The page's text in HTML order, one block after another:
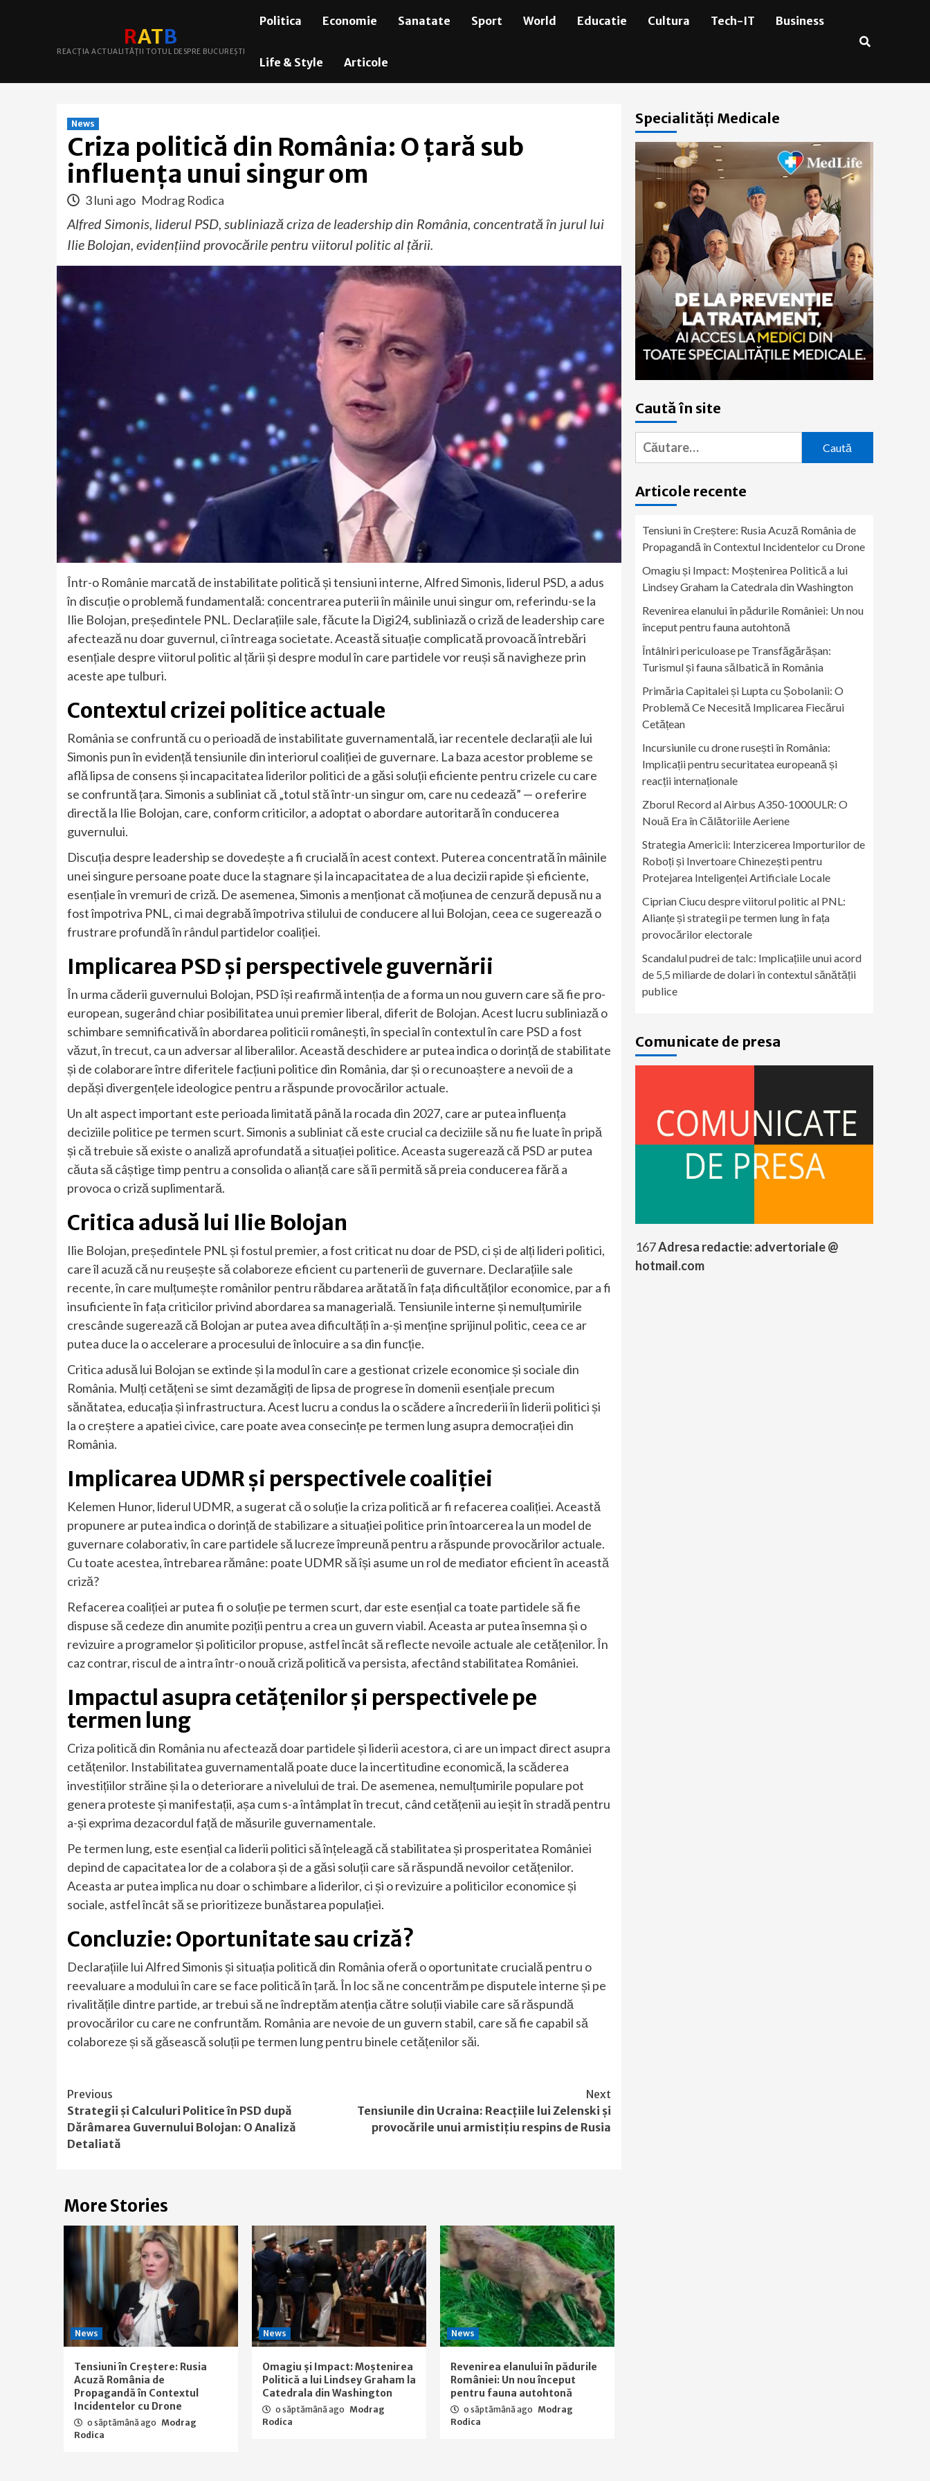
RATB
REACȚIA ACTUALITĂȚII TOTUL DESPRE BUCUREȘTI
Politica Economie Sanatate Sport World Educatie Cultura Tech-IT Business
Life & Style Articole
News
Criza politică din România: O țară sub
influența unui singur om
3 luni ago Modrag Rodica
Alfred Simonis, liderul PSD, subliniază criza de leadership din România, concentrată în jurul lui
Ilie Bolojan, evidențiind provocările pentru viitorul politic al țării.
Într-o Românie marcată de instabilitate politică și tensiuni interne, Alfred Simonis, liderul PSD, a adus
în discuție o problemă fundamentală: concentrarea puterii în mâinile unui singur om, referindu-se la
Ilie Bolojan, președintele PNL. Declarațiile sale, făcute la Digi24, subliniază o criză de leadership care
afectează nu doar guvernul, ci întreaga societate. Această situație complicată provoacă întrebări
esențiale despre viitorul politic al țării și despre modul în care partidele vor reuși să navigheze prin
aceste ape tulburi.
Contextul crizei politice actuale
România se confruntă cu o perioadă de instabilitate guvernamentală, iar recentele declarații ale lui
Simonis pun în evidență tensiunile din interiorul coaliției de guvernare. La baza acestor probleme se
află lipsa de consens și incapacitatea liderilor politici de a găsi soluții eficiente pentru crizele cu care
se confruntă țara. Simonis a subliniat că „totul stă într-un singur om, care nu cedează” — o referire
directă la Ilie Bolojan, care, conform criticilor, a adoptat o abordare autoritară în conducerea
guvernului.
Discuția despre leadership se dovedește a fi crucială în acest context. Puterea concentrată în mâinile
unei singure persoane poate duce la stagnare și la incapacitatea de a lua decizii rapide și eficiente,
esențiale în vremuri de criză. De asemenea, Simonis a menționat că moțiunea de cenzură depusă nu a
fost împotriva PNL, ci mai degrabă împotriva stilului de conducere al lui Bolojan, ceea ce sugerează o
frustrare profundă în rândul partidelor coaliției.
Implicarea PSD și perspectivele guvernării
În urma căderii guvernului Bolojan, PSD își reafirmă intenția de a forma un nou guvern care să fie pro-
european, sugerând chiar posibilitatea unui premier liberal, diferit de Bolojan. Acest lucru subliniază o
schimbare semnificativă în abordarea politicii românești, în special în contextul în care PSD a fost
văzut, în trecut, ca un adversar al liberalilor. Această deschidere ar putea indica o dorință de stabilitate
și de colaborare între diferitele facțiuni politice din România, dar și o recunoaștere a nevoii de a
depăși divergențele ideologice pentru a răspunde provocărilor actuale.
Un alt aspect important este perioada limitată până la rocada din 2027, care ar putea influența
deciziile politice pe termen scurt. Simonis a subliniat că este crucial ca deciziile să nu fie luate în pripă
și că trebuie să existe o analiză aprofundată a situației politice. Aceasta sugerează că PSD ar putea
căuta să câștige timp pentru a consolida o alianță care să îi permită să preia conducerea fără a
provoca o criză suplimentară.
Critica adusă lui Ilie Bolojan
Ilie Bolojan, președintele PNL și fostul premier, a fost criticat nu doar de PSD, ci și de alți lideri politici,
care îl acuză că nu reușește să colaboreze eficient cu partenerii de guvernare. Declarațiile sale
recente, în care mulțumește românilor pentru răbdarea arătată în fața dificultăților economice, par a fi
insuficiente în fața criticilor privind abordarea sa managerială. Tensiunile interne și nemulțumirile
crescânde sugerează că Bolojan ar putea avea dificultăți în a-și menține sprijinul politic, ceea ce ar
putea duce la o accelerare a procesului de înlocuire a sa din funcție.
Critica adusă lui Bolojan se extinde și la modul în care a gestionat crizele economice și sociale din
România. Mulți cetățeni se simt dezamăgiți de lipsa de progrese în domenii esențiale precum
sănătatea, educația și infrastructura. Acest lucru a condus la o scădere a încrederii în liderii politici și
la o creștere a apatiei civice, care poate avea consecințe pe termen lung asupra democrației din
România.
Implicarea UDMR și perspectivele coaliției
Kelemen Hunor, liderul UDMR, a sugerat că o soluție la criza politică ar fi refacerea coaliției. Această
propunere ar putea indica o dorință de stabilizare a situației politice prin întoarcerea la un model de
guvernare colaborativ, în care partidele să lucreze împreună pentru a răspunde provocărilor actuale.
Cu toate acestea, întrebarea rămâne: poate UDMR să își asume un rol de mediator eficient în această
criză?
Refacerea coaliției ar putea fi o soluție pe termen scurt, dar este esențial ca toate partidele să fie
dispuse să cedeze din anumite poziții pentru a crea un guvern viabil. Aceasta ar putea însemna și o
revizuire a programelor și politicilor propuse, astfel încât să reflecte nevoile actuale ale cetățenilor. În
caz contrar, riscul de a intra într-o nouă criză politică va persista, afectând stabilitatea României.
Impactul asupra cetățenilor și perspectivele pe
termen lung
Criza politică din România nu afectează doar partidele și liderii acestora, ci are un impact direct asupra
cetățenilor. Instabilitatea guvernamentală poate duce la incertitudine economică, la scăderea
investițiilor străine și la o deteriorare a nivelului de trai. De asemenea, nemulțumirile populare pot
genera proteste și manifestații, așa cum s-a întâmplat în trecut, când cetățenii au ieșit în stradă pentru
a-și exprima dezacordul față de măsurile guvernamentale.
Pe termen lung, este esențial ca liderii politici să înțeleagă că stabilitatea și prosperitatea României
depind de capacitatea lor de a colabora și de a găsi soluții care să răspundă nevoilor cetățenilor.
Aceasta ar putea implica nu doar o schimbare a liderilor, ci și o revizuire a politicilor economice și
sociale, astfel încât să se prioritizeze bunăstarea populației.
Concluzie: Oportunitate sau criză?
Declarațiile lui Alfred Simonis și situația politică din România oferă o oportunitate crucială pentru o
reevaluare a modului în care se face politică în țară. În loc să ne concentrăm pe disputele interne și pe
rivalitățile dintre partide, ar trebui să ne îndreptăm atenția către soluții viabile care să răspundă
provocărilor cu care ne confruntăm. România are nevoie de un guvern stabil, care să fie capabil să
colaboreze și să găsească soluții pe termen lung pentru binele cetățenilor săi.
Continue
Reading
Previous
Strategii și Calculuri Politice în PSD după
Dărâmarea Guvernului Bolojan: O Analiză
Detaliată
Next
Tensiunile din Ucraina: Reacțiile lui Zelenski și
provocările unui armistițiu respins de Rusia
More Stories
News
Tensiuni în Creștere: Rusia
Acuză România de
Propagandă în Contextul
Incidentelor cu Drone
o săptămână ago Modrag
Rodica
News
Omagiu și Impact: Moștenirea
Politică a lui Lindsey Graham la
Catedrala din Washington
o săptămână ago Modrag
Rodica
News
Revenirea elanului în pădurile
României: Un nou început
pentru fauna autohtonă
o săptămână ago Modrag
Rodica
Specialități Medicale
Caută în site
Caută
după:
Articole recente
Tensiuni în Creștere: Rusia Acuză România de
Propagandă în Contextul Incidentelor cu Drone
Omagiu și Impact: Moștenirea Politică a lui
Lindsey Graham la Catedrala din Washington
Revenirea elanului în pădurile României: Un nou
început pentru fauna autohtonă
Întâlniri periculoase pe Transfăgărășan:
Turismul și fauna sălbatică în România
Primăria Capitalei și Lupta cu Șobolanii: O
Problemă Ce Necesită Implicarea Fiecărui
Cetățean
Incursiunile cu drone rusești în România:
Implicații pentru securitatea europeană și
reacții internaționale
Zborul Record al Airbus A350-1000ULR: O
Nouă Era în Călătoriile Aeriene
Strategia Americii: Interzicerea Importurilor de
Roboți și Invertoare Chinezești pentru
Protejarea Inteligenței Artificiale Locale
Ciprian Ciucu despre viitorul politic al PNL:
Alianțe și strategii pe termen lung în fața
provocărilor electorale
Scandalul pudrei de talc: Implicațiile unui acord
de 5,5 miliarde de dolari în contextul sănătății
publice
Comunicate de presa
167Adresa redactie: advertoriale @
hotmail.com